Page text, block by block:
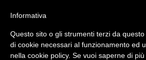
Informativa
Questo sito o gli strumenti terzi da
di cookie necessari al funzionamento ed
nella cookie policy. Se vuoi saperne di